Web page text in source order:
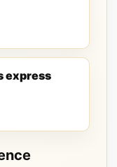
express